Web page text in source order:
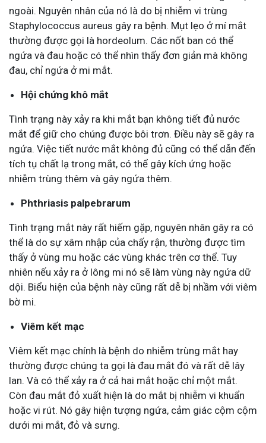
ngoài. Nguyên nhân của nó là do bị nhiễm vi trùng
Staphylococcus aureus gây ra bệnh. Mụt lẹo ở mí mắt
thường được gọi là hordeolum. Các nốt ban có thể
ngứa và đau hoặc có thể nhìn thấy đơn giản mà không
đau, chỉ ngứa ở mi mắt.
Hội chứng khô mắt
Tình trạng này xảy ra khi mắt bạn không tiết đủ nước
mắt để giữ cho chúng được bôi trơn. Điều này sẽ gây ra
ngứa. Việc tiết nước mắt không đủ cũng có thể dẫn đến
tích tụ chất lạ trong mắt, có thể gây kích ứng hoặc
nhiễm trùng thêm và gây ngứa thêm.
Phthriasis palpebrarum
Tình trạng mắt này rất hiếm gặp, nguyên nhân gây ra có
thể là do sự xâm nhập của chấy rận, thường được tìm
thấy ở vùng mu hoặc các vùng khác trên cơ thể. Tuy
nhiên nếu xảy ra ở lông mi nó sẽ làm vùng này ngứa dữ
dội. Biểu hiện của bệnh này cũng rất dễ bị nhầm với viêm
bờ mi.
Viêm kết mạc
Viêm kết mạc chính là bệnh do nhiễm trùng mắt hay
thường được chúng ta gọi là đau mắt đó và rất dễ lây
lan. Và có thể xảy ra ở cả hai mắt hoặc chỉ một mắt.
Còn đau mắt đỏ xuất hiện là do mắt bị nhiễm vi khuẩn
hoặc vi rút. Nó gây hiện tượng ngứa, cảm giác cộm cộm
dưới mi mắt, đỏ và sưng.